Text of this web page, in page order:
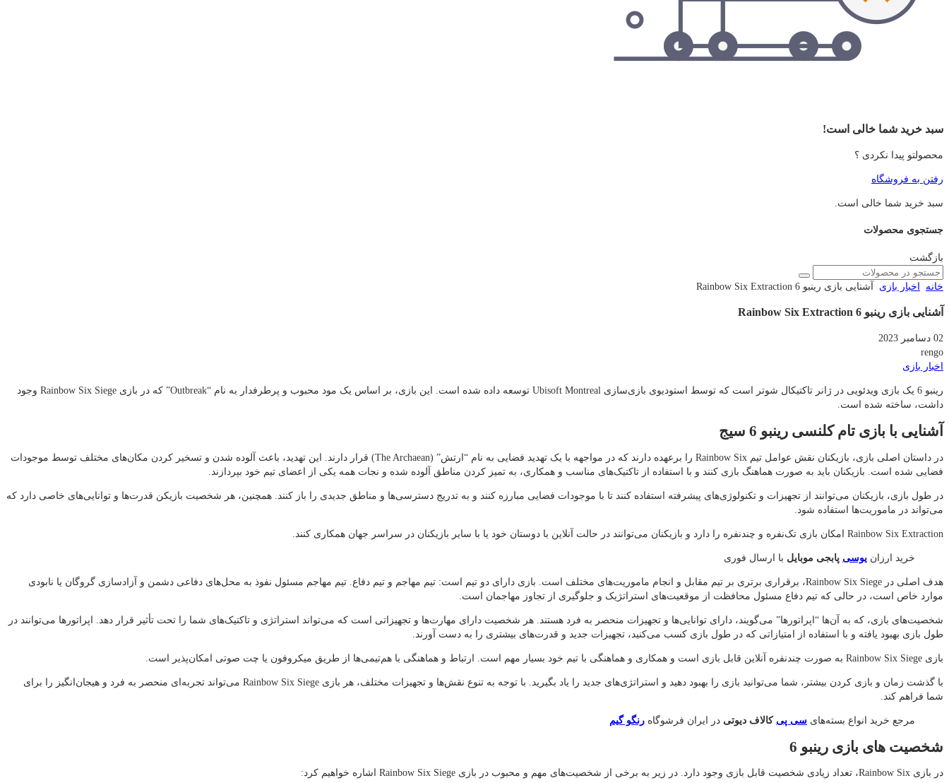
سبد خرید شما خالی است!
محصولتو پیدا نکردی ؟
رفتن به فروشگاه
سبد خرید شما خالی است.
جستجوی محصولات
بازگشت
خانه اخبار بازی آشنایی بازی رینبو 6 Rainbow Six Extraction
آشنایی بازی رینبو 6 Rainbow Six Extraction
02 دسامبر 2023
rengo
اخبار بازی
رینبو 6 یک بازی ویدئویی در ژانر تاکتیکال شوتر است که توسط استودیوی بازی‌سازی Ubisoft Montreal توسعه داده شده است. این بازی، بر اساس یک مود محبوب و پرطرفدار به نام “Outbreak” که در بازی Rainbow Six Siege وجود
داشت، ساخته شده است.
آشنایی با بازی تام کلنسی رینبو 6 سیج
در داستان اصلی بازی، بازیکنان نقش عوامل تیم Rainbow Six را برعهده دارند که در مواجهه با یک تهدید فضایی به نام “ارتش” (The Archaean) قرار دارند. این تهدید، باعث آلوده شدن و تسخیر کردن مکان‌های مختلف توسط موجودات
فضایی شده است. بازیکنان باید به صورت هماهنگ بازی کنند و با استفاده از تاکتیک‌های مناسب و همکاری، به تمیز کردن مناطق آلوده شده و نجات همه یکی از اعضای تیم خود بپردازند.
در طول بازی، بازیکنان می‌توانند از تجهیزات و تکنولوژی‌های پیشرفته استفاده کنند تا با موجودات فضایی مبارزه کنند و به تدریج دسترسی‌ها و مناطق جدیدی را باز کنند. همچنین، هر شخصیت بازیکن قدرت‌ها و توانایی‌های خاصی دارد که
می‌تواند در ماموریت‌ها استفاده شود.
Rainbow Six Extraction امکان بازی تک‌نفره و چندنفره را دارد و بازیکنان می‌توانند در حالت آنلاین با دوستان خود یا با سایر بازیکنان در سراسر جهان همکاری کنند.
خرید ارزان یوسی پابجی موبایل با ارسال فوری
هدف اصلی در Rainbow Six Siege، برقراری برتری بر تیم مقابل و انجام ماموریت‌های مختلف است. بازی دارای دو تیم است: تیم مهاجم و تیم دفاع. تیم مهاجم مسئول نفوذ به محل‌های دفاعی دشمن و آزادسازی گروگان یا نابودی
موارد خاص است، در حالی که تیم دفاع مسئول محافظت از موقعیت‌های استراتژیک و جلوگیری از تجاوز مهاجمان است.
شخصیت‌های بازی، که به آن‌ها “اپراتورها” می‌گویند، دارای توانایی‌ها و تجهیزات منحصر به فرد هستند. هر شخصیت دارای مهارت‌ها و تجهیزاتی است که می‌تواند استراتژی و تاکتیک‌های شما را تحت تأثیر قرار دهد. اپراتورها می‌توانند در
طول بازی بهبود یافته و با استفاده از امتیازاتی که در طول بازی کسب می‌کنید، تجهیزات جدید و قدرت‌های بیشتری را به دست آورند.
بازی Rainbow Six Siege به صورت چندنفره آنلاین قابل بازی است و همکاری و هماهنگی با تیم خود بسیار مهم است. ارتباط و هماهنگی با هم‌تیمی‌ها از طریق میکروفون یا چت صوتی امکان‌پذیر است.
با گذشت زمان و بازی کردن بیشتر، شما می‌توانید بازی را بهبود دهید و استراتژی‌های جدید را یاد بگیرید. با توجه به تنوع نقش‌ها و تجهیزات مختلف، هر بازی Rainbow Six Siege می‌تواند تجربه‌ای منحصر به فرد و هیجان‌انگیز را برای
شما فراهم کند.
مرجع خرید انواع بسته‌های سی پی کالاف دیوتی در ایران فرشوگاه رنگو گیم
شخصیت های بازی رینبو 6
در بازی Rainbow Six، تعداد زیادی شخصیت قابل بازی وجود دارد. در زیر به برخی از شخصیت‌های مهم و محبوب در بازی Rainbow Six Siege اشاره خواهیم کرد: